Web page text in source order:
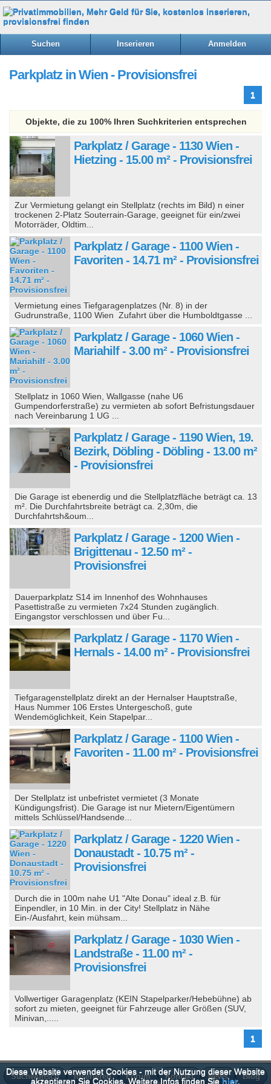
Suchen Inserieren Anmelden
Parkplatz in Wien - Provisionsfrei
1
Objekte, die zu 100% Ihren Suchkriterien entsprechen
Parkplatz / Garage - 1130 Wien -
Hietzing - 15.00 m² - Provisionsfrei
Zur Vermietung gelangt ein Stellplatz (rechts im Bild) n einer
trockenen 2-Platz Souterrain-Garage, geeignet für ein/zwei
Motorräder, Oldtim...
Parkplatz / Garage - 1100 Wien -
Favoriten - 14.71 m² - Provisionsfrei
Vermietung eines Tiefgaragenplatzes (Nr. 8) in der
Gudrunstraße, 1100 Wien Zufahrt über die Humboldtgasse ...
Parkplatz / Garage - 1060 Wien -
Mariahilf - 3.00 m² - Provisionsfrei
Stellplatz in 1060 Wien, Wallgasse (nahe U6
Gumpendorferstraße) zu vermieten ab sofort Befristungsdauer
nach Vereinbarung 1 UG ...
Parkplatz / Garage - 1190 Wien, 19.
Bezirk, Döbling - Döbling - 13.00 m²
- Provisionsfrei
Die Garage ist ebenerdig und die Stellplatzfläche beträgt ca. 13
m². Die Durchfahrtsbreite beträgt ca. 2,30m, die
Durchfahrtsh&oum...
Parkplatz / Garage - 1200 Wien -
Brigittenau - 12.50 m² -
Provisionsfrei
Dauerparkplatz S14 im Innenhof des Wohnhauses
Pasettistraße zu vermieten 7x24 Stunden zugänglich.
Eingangstor verschlossen und über Fu...
Parkplatz / Garage - 1170 Wien -
Hernals - 14.00 m² - Provisionsfrei
Tiefgaragenstellplatz direkt an der Hernalser Hauptstraße,
Haus Nummer 106 Erstes Untergeschoß, gute
Wendemöglichkeit, Kein Stapelpar...
Parkplatz / Garage - 1100 Wien -
Favoriten - 11.00 m² - Provisionsfrei
Der Stellplatz ist unbefristet vermietet (3 Monate
Kündigungsfrist). Die Garage ist nur Mietern/Eigentümern
mittels Schlüssel/Handsende...
Parkplatz / Garage - 1220 Wien -
Donaustadt - 10.75 m² -
Provisionsfrei
Durch die in 100m nahe U1 "Alte Donau" ideal z.B. für
Einpendler, in 10 Min. in der City! Stellplatz in Nähe
Ein-/Ausfahrt, kein mühsam...
Parkplatz / Garage - 1030 Wien -
Landstraße - 11.00 m² -
Provisionsfrei
Vollwertiger Garagenplatz (KEIN Stapelparker/Hebebühne) ab
sofort zu mieten, geeignet für Fahrzeuge aller Größen (SUV,
Minivan,.....
1
Suchwunsch Inserieren Forum Kontakt News Blog
Diese Website verwendet Cookies - mit der Nutzung dieser Website
akzeptieren Sie Cookies. Weitere Infos finden Siehier.